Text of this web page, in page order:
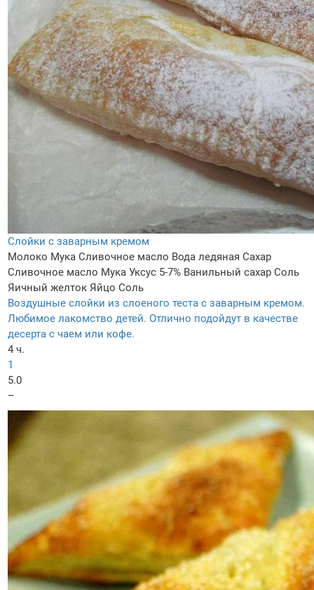
Слойки с заварным кремом
Молоко Мука Сливочное масло Вода ледяная Сахар
Сливочное масло Мука Уксус 5-7% Ванильный сахар Соль
Яичный желток Яйцо Соль
Воздушные слойки из слоеного теста с заварным кремом.
Любимое лакомство детей. Отлично подойдут в качестве
десерта с чаем или кофе.
4 ч.
1
5.0
–